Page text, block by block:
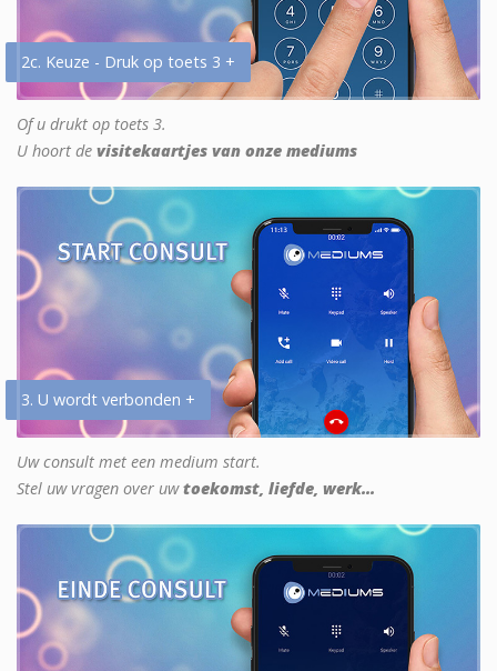
2c. Keuze - Druk op toets 3 +
Of u drukt op toets 3.
U hoort de visitekaartjes van onze mediums
3. U wordt verbonden +
Uw consult met een medium start.
Stel uw vragen over uwtoekomst, liefde, werk...